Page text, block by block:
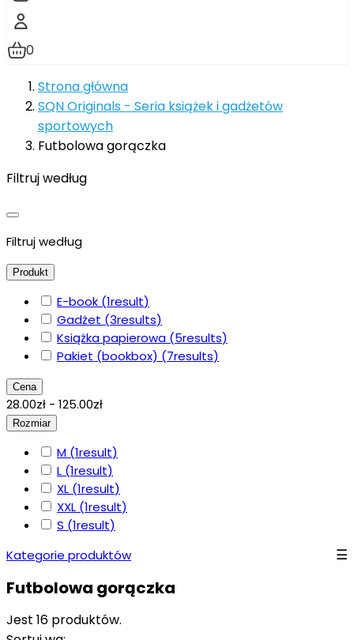
0
Strona główna
SQN Originals - Seria książek i gadżetów
sportowych
Futbolowa gorączka
Filtruj według
Filtruj według
Produkt
E-book (1result)
Gadżet (3results)
Książka papierowa (5results)
Pakiet (bookbox) (7results)
Cena
28.00zł - 125.00zł
Rozmiar
M (1result)
L (1result)
XL (1result)
XXL (1result)
S (1result)
Kategorie produktów
Futbolowa gorączka
Jest 16 produktów.